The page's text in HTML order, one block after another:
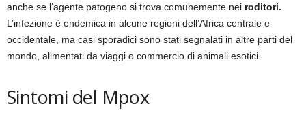
anche se l’agente patogeno si trova comunemente nei roditori.
L’infezione è endemica in alcune regioni dell’Africa centrale e
occidentale, ma casi sporadici sono stati segnalati in altre parti del
mondo, alimentati da viaggi o commercio di animali esotici.
Sintomi del Mpox